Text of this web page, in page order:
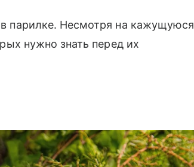
парилке. Несмотря на кажущуюся
нужно знать перед их